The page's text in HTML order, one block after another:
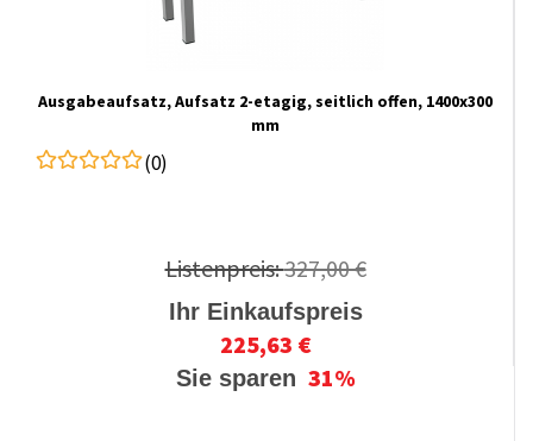
Ausgabeaufsatz, Aufsatz 2-etagig, seitlich offen, 1400x300
mm
(0)
Listenpreis:327,00 €
Ihr Einkaufspreis
225,63 €
Sie sparen 31%